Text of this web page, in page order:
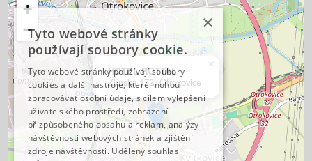
HOTEL ROTTAL
Zlínská 172, Otrokovice
×
+
−
×
Tyto webové stránky
používají soubory cookie.
Tyto webové stránky používají soubory
cookies a další nástroje, které mohou
zpracovávat osobní údaje, s cílem vylepšení
uživatelského prostředí, zobrazení
přizpůsobeného obsahu a reklam, analýzy
návštěvnosti webových stránek a zjištění
zdroje návštěvnosti. Udělený souhlas